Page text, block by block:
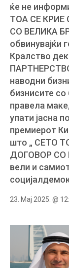
ќе не
ТОА СЕ
СО ВЕЛИКА
обвинувајќи
Кралство
наводни
бизнисите
правела
упати јасна
премиерот
што „ СЕТО
ДОГОВОР СО
вели и
23. Мај 2025. @